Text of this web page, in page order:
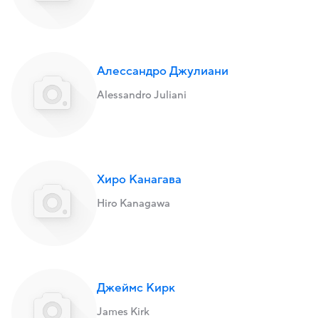
Алессандро Джулиани
Alessandro Juliani
Хиро Канагава
Hiro Kanagawa
Джеймс Кирк
James Kirk